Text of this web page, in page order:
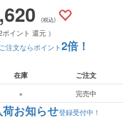
(税込)
ポイント 還元 ）
注文ならポイント2倍！
在庫
ご注文
×
完売中
お知らせ登録受付中！